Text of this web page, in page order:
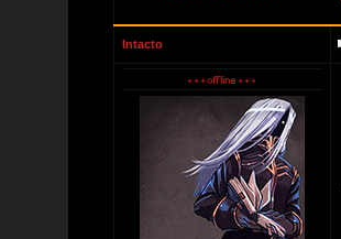
Intacto